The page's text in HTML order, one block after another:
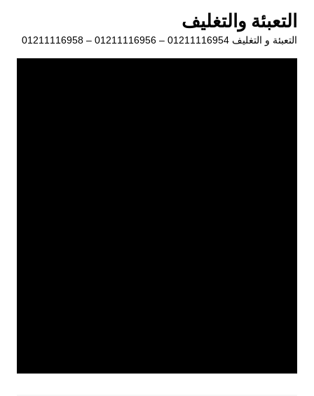
المحتوى
التعبئة والتغليف
التعبئة و التغليف 01211116954 – 01211116956 – 01211116958